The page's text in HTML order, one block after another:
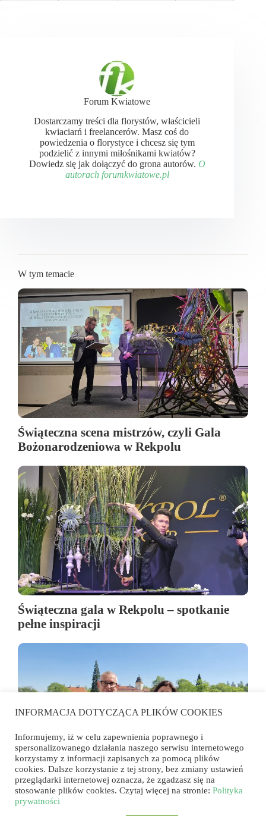
Forum Kwiatowe
Dostarczamy treści dla florystów, właścicieli
kwiaciarń i freelancerów. Masz coś do
powiedzenia o florystyce i chcesz się tym
podzielić z innymi miłośnikami kwiatów?
Dowiedz się jak dołączyć do grona autorów. O
autorach forumkwiatowe.pl
W tym temacie
Świąteczna scena mistrzów, czyli Gala
Bożonarodzeniowa w Rekpolu
Świąteczna gala w Rekpolu – spotkanie
pełne inspiracji
Powstało Polskie Towarzystwo
Florystyczne. Jakie cele stawia sobie nowa
INFORMACJA DOTYCZĄCA PLIKÓW COOKIES
Informujemy, iż w celu zapewnienia poprawnego i
spersonalizowanego działania naszego serwisu internetowego
korzystamy z informacji zapisanych za pomocą plików
cookies. Dalsze korzystanie z tej strony, bez zmiany ustawień
przeglądarki internetowej oznacza, że zgadzasz się na
stosowanie plików cookies. Czytaj więcej na stronie: Polityka
prywatności